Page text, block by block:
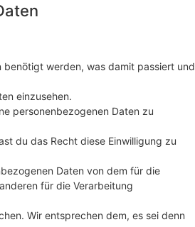
werden, was damit passiert und
einzusehen.
personenbezogenen Daten zu
du das Recht diese Einwilligung zu
Daten von dem für die
für die Verarbeitung
Wir entsprechen dem, es sei denn